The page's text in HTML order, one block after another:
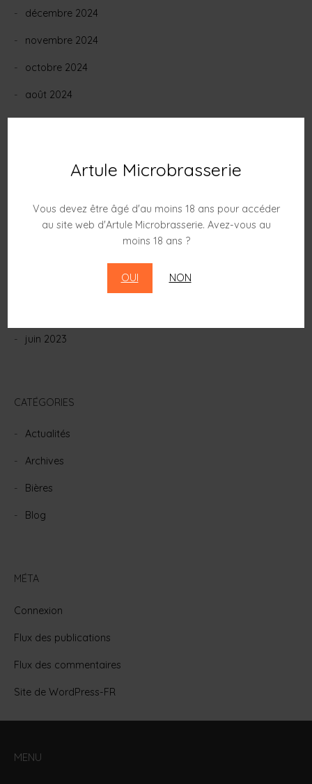
Artule Microbrasserie
Vous devez être âgé d'au moins 18 ans pour accéder
au site web d'Artule Microbrasserie. Avez-vous au
moins 18 ans ?
OUI NON
décembre 2024
novembre 2024
octobre 2024
août 2024
juin 2024
février 2024
janvier 2024
décembre 2023
juin 2023
CATÉGORIES
Actualités
Archives
Bières
Blog
MÉTA
Connexion
Flux des publications
Flux des commentaires
Site de WordPress-FR
MENU